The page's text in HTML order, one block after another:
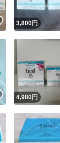
いいね！
3,800円
いいね！
4,980円